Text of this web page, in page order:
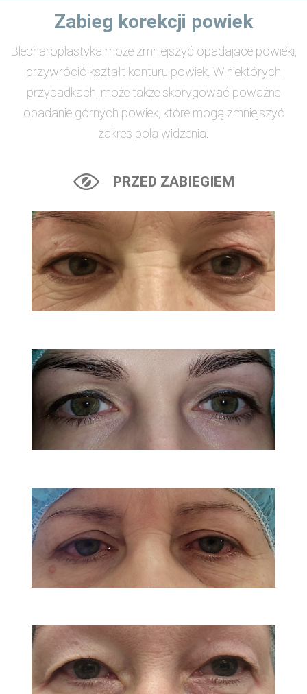
Zabieg korekcji powiek
Blepharoplastyka może zmniejszyć opadające powieki,
przywrócić kształt konturu powiek. W niektórych
przypadkach, może także skorygować poważne
opadanie górnych powiek, które mogą zmniejszyć
zakres pola widzenia.
PRZED ZABIEGIEM